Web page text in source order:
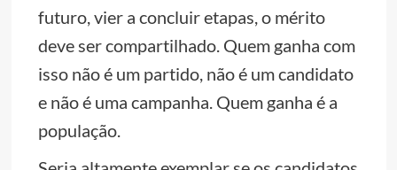
futuro, vier a concluir etapas, o mérito
deve ser compartilhado. Quem ganha com
isso não é um partido, não é um candidato
e não é uma campanha. Quem ganha é a
população.